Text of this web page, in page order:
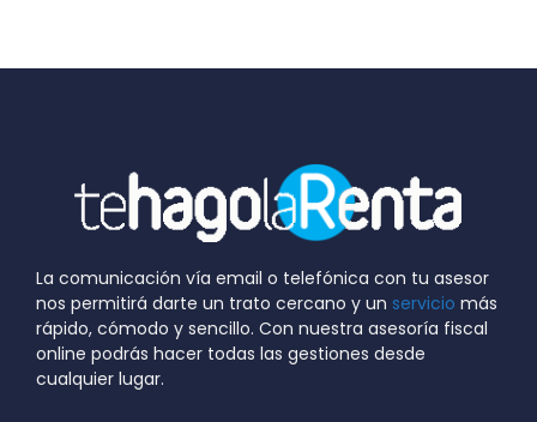
La comunicación vía email o telefónica con tu asesor
nos permitirá darte un trato cercano y un servicio más
rápido, cómodo y sencillo. Con nuestra asesoría fiscal
online podrás hacer todas las gestiones desde
cualquier lugar.